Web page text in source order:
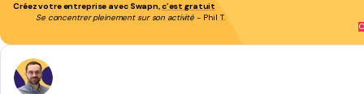
Créez votre entreprise avec Swapn,c’est gratuit
Se concentrer pleinement sur son activité - Phil T.